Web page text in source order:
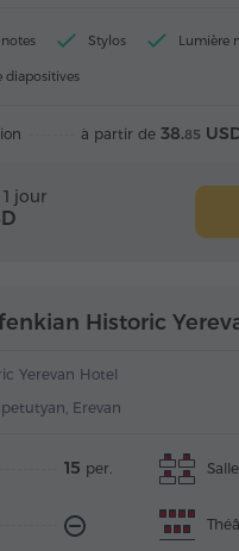
Stylos Lumière
diapositives
à partir de 38.85
jour
Historic
Yerevan Hotel
Erevan
15 per.